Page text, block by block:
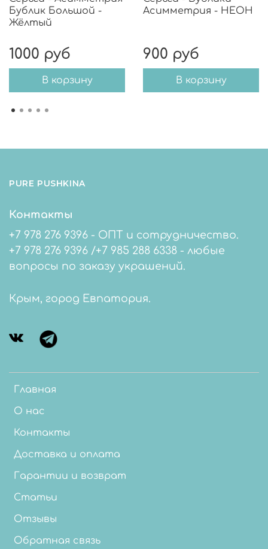
Бублик Большой -
Жёлтый
1000 руб
В корзину
Асимметрия - НЕОН
900 руб
В корзину
PURE PUSHKINA
Главная
О нас
Контакты
Доставка и оплата
Гарантии и возврат
Статьи
Отзывы
Обратная связь
Контакты
+7 978 276 9396 - ОПТ и сотрудничество.
+7 978 276 9396 /+7 985 288 6338 - любые
вопросы по заказу украшений.
Крым, город Евпатория.